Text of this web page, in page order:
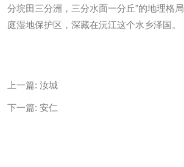
分垸田三分洲，三分水面一分丘”的地理格
庭湿地保护区，深藏在沅江这个水乡泽国。
上一篇: 汝城
下一篇: 安仁